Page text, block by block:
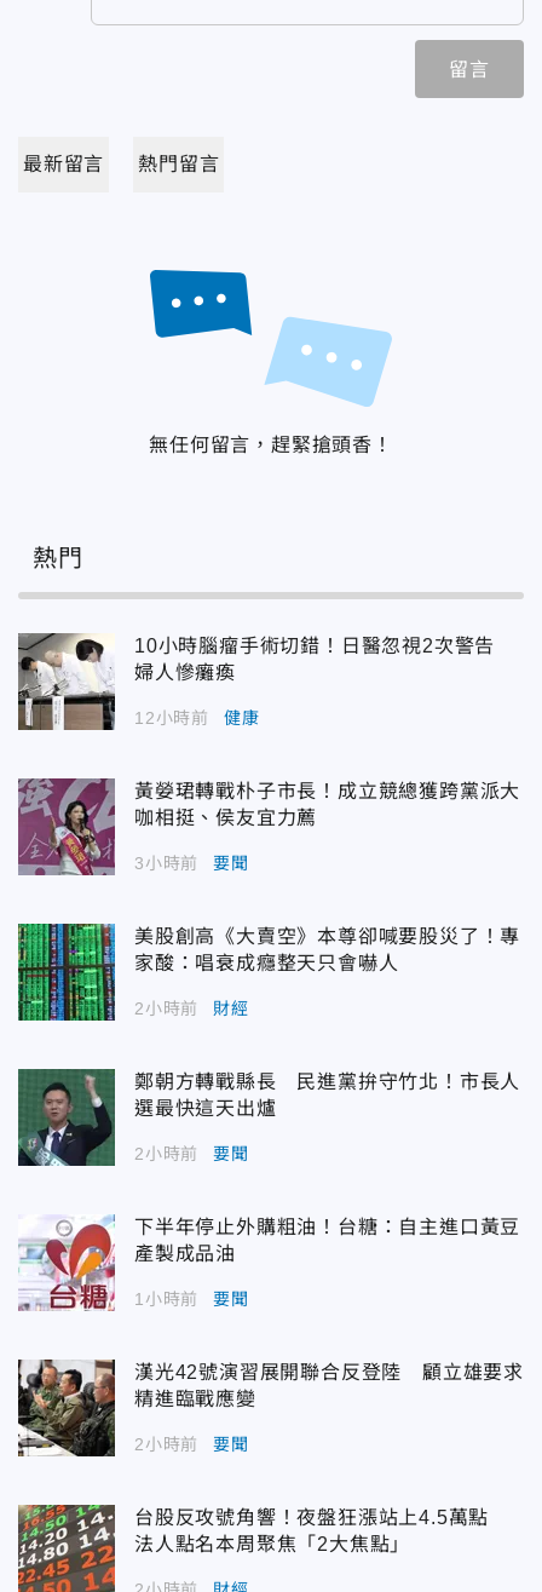
留言
最新留言 熱門留言
無任何留言，趕緊搶頭香！
熱門
10小時腦瘤手術切錯！日醫忽視2次警告
婦人慘癱瘓
12小時前 健康
黃嫈珺轉戰朴子市長！成立競總獲跨黨派大
咖相挺、侯友宜力薦
3小時前 要聞
美股創高《大賣空》本尊卻喊要股災了！專
家酸：唱衰成癮整天只會嚇人
2小時前 財經
鄭朝方轉戰縣長 民進黨拚守竹北！市長人
選最快這天出爐
2小時前 要聞
下半年停止外購粗油！台糖：自主進口黃豆
產製成品油
1小時前 要聞
漢光42號演習展開聯合反登陸 顧立雄要求
精進臨戰應變
2小時前 要聞
台股反攻號角響！夜盤狂漲站上4.5萬點
法人點名本周聚焦「2大焦點」